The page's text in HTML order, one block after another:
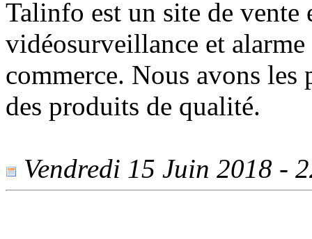
Talinfo est un site de vente
vidéosurveillance et
commerce. Nous avons
des produits de qualité.
Vendredi 15 Juin 2018 -